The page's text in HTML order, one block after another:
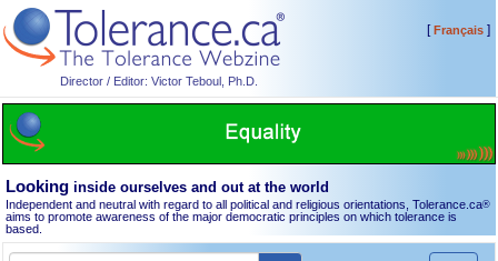
Director / Editor: Victor Teboul, Ph.D.
[Français]
Looking inside ourselves and out at the world
Independent and neutral with regard to all political and religious orientations, Tolerance.ca®
aims to promote awareness of the major democratic principles on which tolerance is
based.